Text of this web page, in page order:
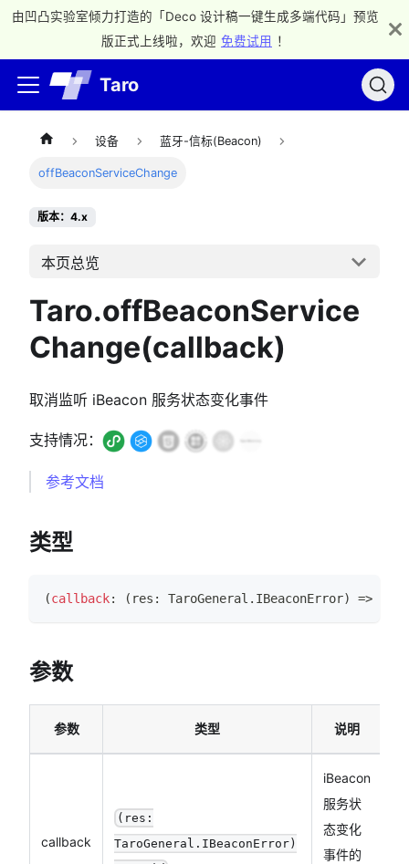
由凹凸实验室倾力打造的「Deco 设计稿一键生成多端代码」预览
版正式上线啦，欢迎 免费试用 ！
Taro
设备 蓝牙-信标(Beacon)
offBeaconServiceChange
版本：4.x
本页总览
Taro.offBeaconService
Change(callback)
取消监听 iBeacon 服务状态变化事件
支持情况：
参考文档
类型
(callback: ( res : TaroGeneral . IBeaconError) =>
参数
参数 类型 说明
callback
(res:
TaroGeneral.IBeaconError)
iBeacon
服务状
态变化
事件的